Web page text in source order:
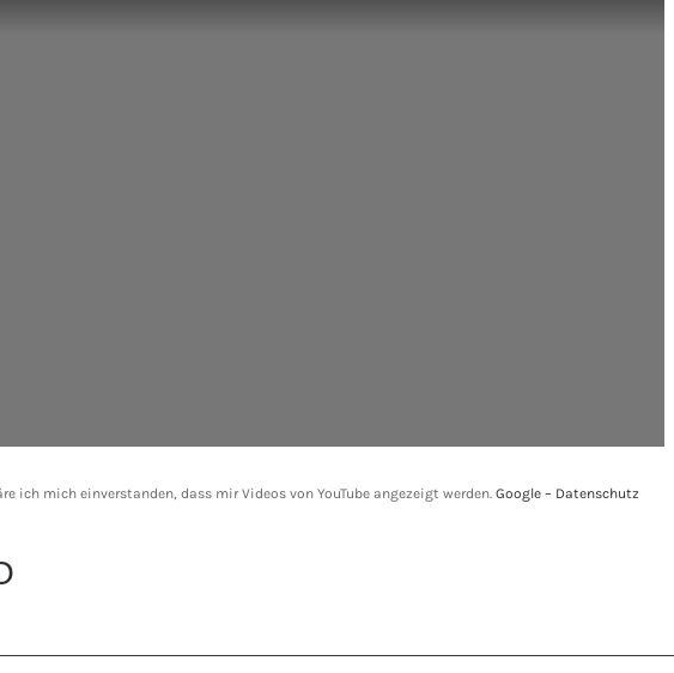
ich mich einverstanden, dass mir Videos von YouTube angezeigt werden. Google – Datenschutz